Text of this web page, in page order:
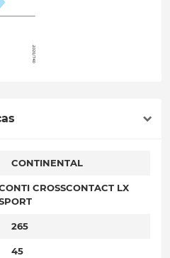
CONTINENTAL
CROSSCONTACT LX
265
45